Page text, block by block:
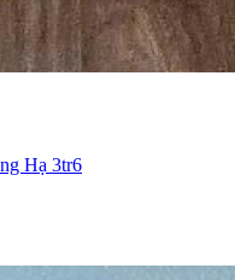
Hạ 3tr6